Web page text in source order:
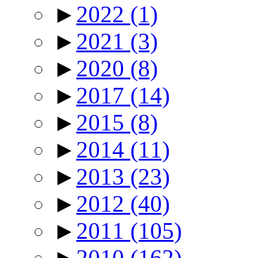
► 2022 (1)
► 2021 (3)
► 2020 (8)
► 2017 (14)
► 2015 (8)
► 2014 (11)
► 2013 (23)
► 2012 (40)
► 2011 (105)